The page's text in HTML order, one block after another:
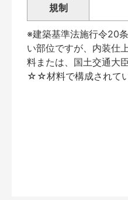
規制
※建築基準法施行令20
い部位ですが、内装仕
料または、国土交通
☆☆材料で構成されてい